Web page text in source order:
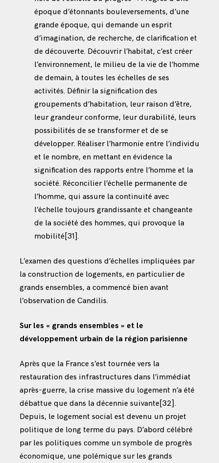
époque d’étonnants bouleversements, d’une
grande époque, qui demande un esprit
d’imagination, de recherche, de clarification et
de découverte. Découvrir l’habitat, c’est créer
l’environnement, le milieu de la vie de l’homme
de demain, à toutes les échelles de ses
activités. Définir la signification des
groupements d’habitation, leur raison d’être,
leur grandeur conforme, leur durabilité, leurs
possibilités de se transformer et de se
développer. Réaliser l’harmonie entre l’individu
et le nombre, en mettant en évidence la
signification des rapports entre l’homme et la
société. Réconcilier l’échelle permanente de
l’homme, qui assure la continuité avec
l’échelle toujours grandissante et changeante
de la société des hommes, qui provoque la
mobilité [31] .
L’examen des questions d’échelles impliquées par
la construction de logements, en particulier de
grands ensembles, a commencé bien avant
l’observation de Candilis.
Sur les « grands ensembles » et le
développement urbain de la région parisienne
Après que la France s’est tournée vers la
restauration des infrastructures dans l’immédiat
après-guerre, la crise massive du logement n’a été
débattue que dans la décennie suivante [32] .
Depuis, le logement social est devenu un projet
politique de long terme du pays. D’abord célébré
par les politiques comme un symbole de progrès
économique, une polémique sur les grands